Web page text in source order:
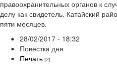
правоохранительных органов к
делу как свидетель. Катайский
пяти месяцев.
28/02/2017 - 18:32
Повестка дня
Печать [2]